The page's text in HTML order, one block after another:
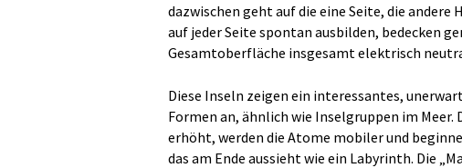
dazwischen geht auf die eine Seite, die andere
auf jeder Seite spontan ausbilden, bedecken
Gesamtoberfläche insgesamt elektrisch
Diese Inseln zeigen ein interessantes,
Formen an, ähnlich wie Inselgruppen im
erhöht, werden die Atome mobiler und
das am Ende aussieht wie ein Labyrinth. Die